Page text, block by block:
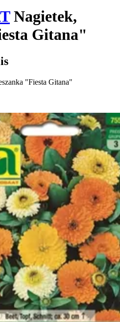
Nagietek,
Gitana"
"Fiesta Gitana"